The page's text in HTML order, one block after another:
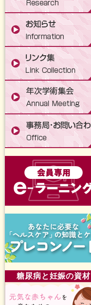
糖尿病と妊娠の資材